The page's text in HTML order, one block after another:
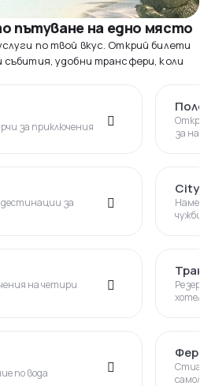
пътуване на едно място
по твой вкус. Открий билети
удобни трансфери, коли
за приключения
Открий
за най-
за
City
Намери
чужбина
на четири
хотела
по вода
Стигни
самолет